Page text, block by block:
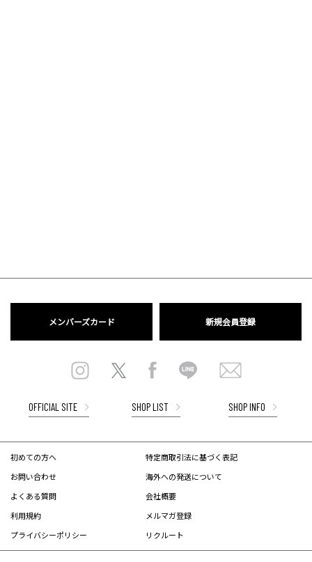
メンバーズカード 新規会員登録
OFFICIAL SITE SHOP LIST SHOP INFO
初めての方へ
お問い合わせ
よくある質問
利用規約
プライバシーポリシー
特定商取引法に基づく表記
海外への発送について
会社概要
メルマガ登録
リクルート